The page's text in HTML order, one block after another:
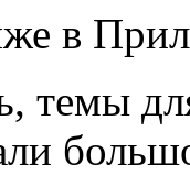
в
темы